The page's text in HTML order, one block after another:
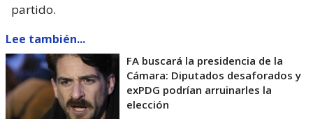
partido.
Lee también...
FA buscará la presidencia de la
Cámara: Diputados desaforados y
exPDG podrían arruinarles la
elección